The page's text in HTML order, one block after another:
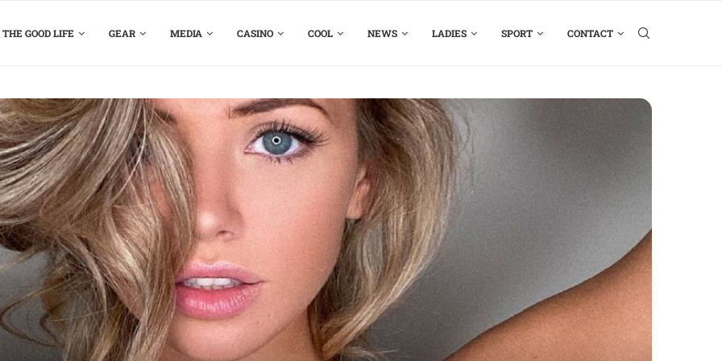
THE GOOD LIFE GEAR MEDIA CASINO COOL NEWS LADIES SPORT CONTACT